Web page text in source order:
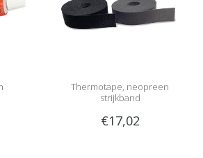
Thermotape, neopreen
strijkband
€17,02